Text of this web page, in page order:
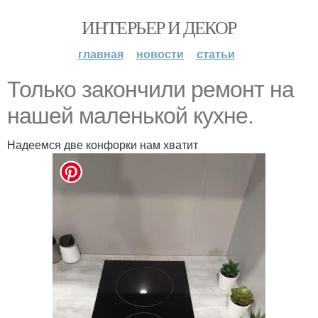
ИНТЕРЬЕР И ДЕКОР
главная новости статьи
Только закончили ремонт на
нашей маленькой кухне.
Надеемся две конфорки нам хватит